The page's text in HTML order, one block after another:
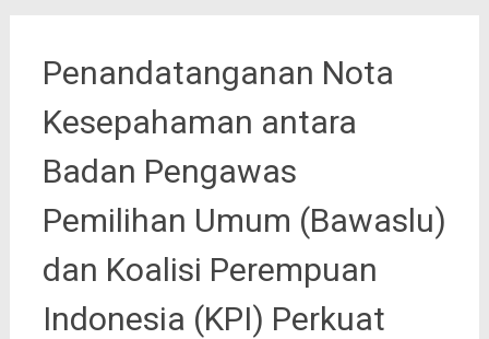
Penandatanganan Nota
Kesepahaman antara
Badan Pengawas
Pemilihan Umum (Bawaslu)
dan Koalisi Perempuan
Indonesia (KPI) Perkuat